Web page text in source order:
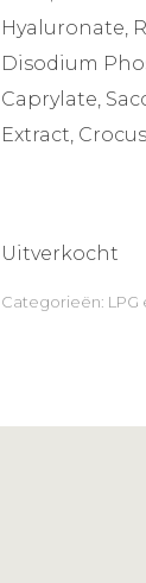
Hyaluronate,
Disodium
Caprylate,
Extract,
Uitverkocht
Categorieën: